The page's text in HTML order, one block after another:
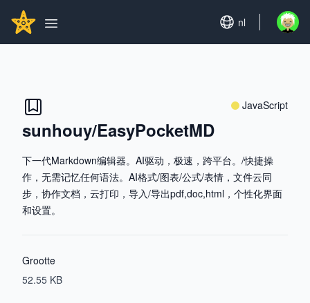
GITHUBSTAR
Open main menu
Set language
nl Open
sunhouy/EasyPocketMD
JavaScript
下一代Markdown编辑器。AI驱动，极速，跨平台。/快捷操
作，无需记忆任何语法。AI格式/图表/公式/表情，文件云同
步，协作文档，云打印，导入/导出pdf,doc,html，个性化界面
和设置。
Grootte
52.55 KB